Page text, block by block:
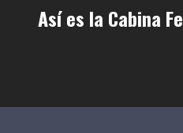
Así es la Cabina